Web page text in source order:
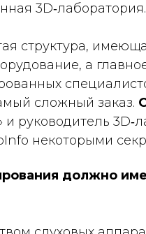
3D‑лаборатория.
структура,
а
сложный заказ.
и руководитель
некоторыми
должно